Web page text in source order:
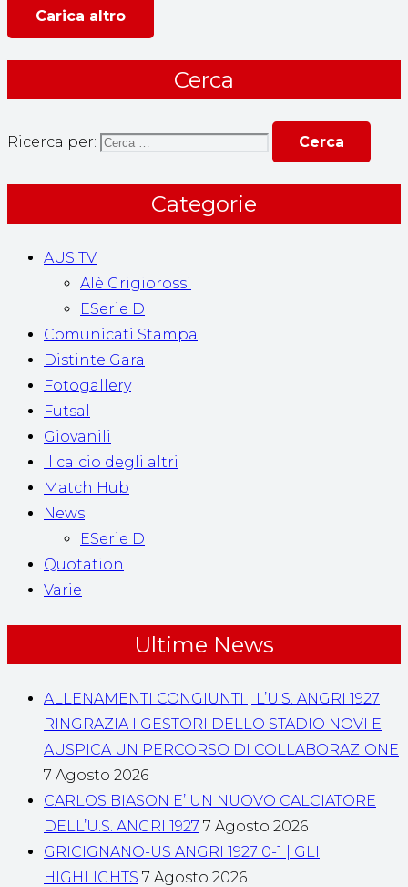
Carica altro
Cerca
Ricerca per:
Categorie
AUS TV
Alè Grigiorossi
ESerie D
Comunicati Stampa
Distinte Gara
Fotogallery
Futsal
Giovanili
Il calcio degli altri
Match Hub
News
ESerie D
Quotation
Varie
Ultime News
ALLENAMENTI CONGIUNTI | L’U.S. ANGRI 1927
RINGRAZIA I GESTORI DELLO STADIO NOVI E
AUSPICA UN PERCORSO DI COLLABORAZIONE
7 Agosto 2026
CARLOS BIASON E’ UN NUOVO CALCIATORE
DELL’U.S. ANGRI 1927 7 Agosto 2026
GRICIGNANO-US ANGRI 1927 0-1 | GLI
HIGHLIGHTS 7 Agosto 2026